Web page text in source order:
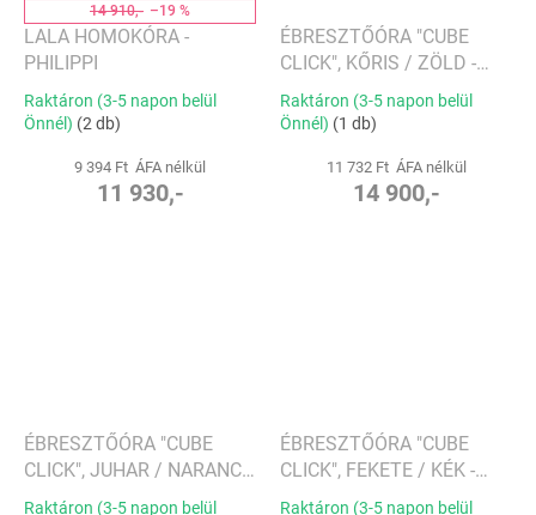
14 910,- –19 %
LALA HOMOKÓRA -
PHILIPPI
Raktáron (3-5 napon belül
Önnél) (2 db)
9 394 Ft ÁFA nélkül
11 930,-
ÉBRESZTŐÓRA "CUBE
CLICK", KŐRIS / ZÖLD -
GINGKO
Raktáron (3-5 napon belül
Önnél) (1 db)
11 732 Ft ÁFA nélkül
14 900,-
ÉBRESZTŐÓRA "CUBE
CLICK", JUHAR / NARANCS
- GINGKO
Raktáron (3-5 napon belül
ÉBRESZTŐÓRA "CUBE
CLICK", FEKETE / KÉK -
GINGKO
Raktáron (3-5 napon belül